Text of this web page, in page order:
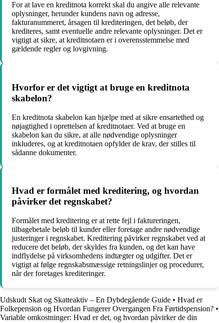
For at lave en kreditnota korrekt skal du angive alle relevante
oplysninger, herunder kundens navn og adresse,
fakturanummeret, årsagen til krediteringen, det beløb, der
krediteres, samt eventuelle andre relevante oplysninger. Det er
vigtigt at sikre, at kreditnotaen er i overensstemmelse med
gældende regler og lovgivning.
Hvorfor er det vigtigt at bruge en kreditnota
skabelon?
En kreditnota skabelon kan hjælpe med at sikre ensartethed og
nøjagtighed i oprettelsen af kreditnotaer. Ved at bruge en
skabelon kan du sikre, at alle nødvendige oplysninger
inkluderes, og at kreditnotaen opfylder de krav, der stilles til
sådanne dokumenter.
Hvad er formålet med kreditering, og hvordan
påvirker det regnskabet?
Formålet med kreditering er at rette fejl i faktureringen,
tilbagebetale beløb til kunder eller foretage andre nødvendige
justeringer i regnskabet. Kreditering påvirker regnskabet ved at
reducere det beløb, der skyldes fra kunden, og det kan have
indflydelse på virksomhedens indtægter og udgifter. Det er
vigtigt at følge regnskabsmæssige retningslinjer og procedurer,
når der foretages krediteringer.
Udskudt Skat og Skatteaktiv – En Dybdegående Guide • Hvad er
Folkepension og Hvordan Fungerer Overgangen Fra Førtidspension? •
Variable omkostninger: Hvad er det, og hvordan påvirker de din